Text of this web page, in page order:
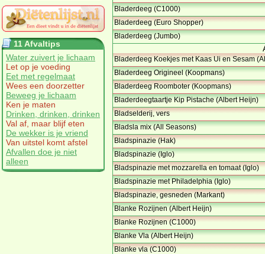
11 Afvaltips
Water zuivert je lichaam
Let op je voeding
Eet met regelmaat
Wees een doorzetter
Beweeg je lichaam
Ken je maten
Drinken, drinken, drinken
Val af, maar blijf eten
De wekker is je vriend
Van uitstel komt afstel
Afvallen doe je niet
alleen
Bladerdeeg (C1000)
Bladerdeeg (Euro Shopper)
Bladerdeeg (Jumbo)
Bladerdeeg Koekjes met Kaas Ui en Sesam
Bladerdeeg Origineel (Koopmans)
Bladerdeeg Roomboter (Koopmans)
Bladerdeegtaartje Kip Pistache (Albert Heijn)
Bladselderij, vers
Bladsla mix (All Seasons)
Bladspinazie (Hak)
Bladspinazie (Iglo)
Bladspinazie met mozzarella en tomaat (Iglo)
Bladspinazie met Philadelphia (Iglo)
Bladspinazie, gesneden (Markant)
Blanke Rozijnen (Albert Heijn)
Blanke Rozijnen (C1000)
Blanke Vla (Albert Heijn)
Blanke vla (C1000)